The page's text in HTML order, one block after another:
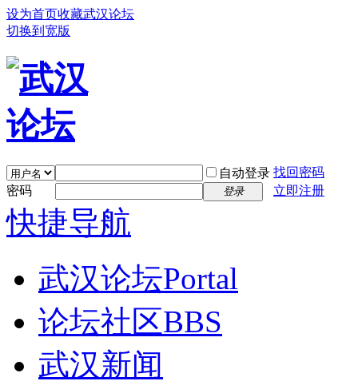
设为首页收藏武汉论坛
切换到宽版
自动登录 找回密码
密码
登录 立即注册
快捷导航
武汉论坛Portal
论坛社区BBS
武汉新闻